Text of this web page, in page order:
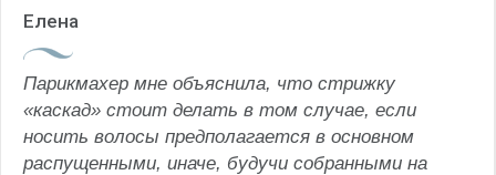
Елена
Парикмахер мне объяснила, что стрижку
«каскад» стоит делать в том случае, если
носить волосы предполагается в основном
распущенными, иначе, будучи собранными на